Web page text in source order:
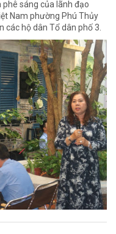
sáng của lãnh đạo
Nam phường Phú Thủy
các hộ dân Tổ dân phố 3.